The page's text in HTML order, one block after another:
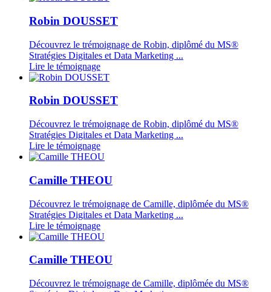
Robin DOUSSET
Découvrez le trémoignage de Robin, diplômé du MS®
Stratégies Digitales et Data Marketing ...
Lire le témoignage
Robin DOUSSET
Découvrez le trémoignage de Robin, diplômé du MS®
Stratégies Digitales et Data Marketing ...
Lire le témoignage
Camille THEOU
Découvrez le trémoignage de Camille, diplômée du MS®
Stratégies Digitales et Data Marketing ...
Lire le témoignage
Camille THEOU
Découvrez le trémoignage de Camille, diplômée du MS®